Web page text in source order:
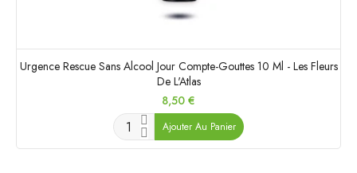
Urgence Rescue Sans Alcool Jour Compte-Gouttes 10 Ml - Les Fleurs
De L'Atlas
Prix
8,50 €
Ajouter Au Panier